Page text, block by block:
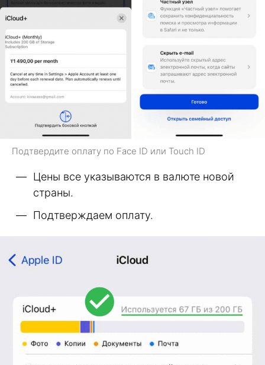
Подтвердите оплату по Face ID или Touch ID
Цены все указываются в валюте новой
страны.
Подтверждаем оплату.